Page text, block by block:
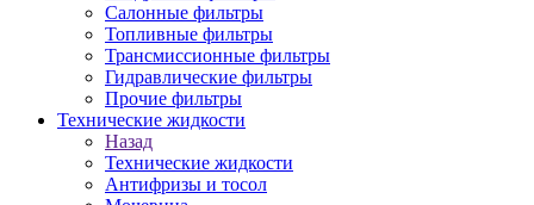
Салонные фильтры
Топливные фильтры
Трансмиссионные фильтры
Гидравлические фильтры
Прочие фильтры
Технические жидкости
Назад
Технические жидкости
Антифризы и тосол